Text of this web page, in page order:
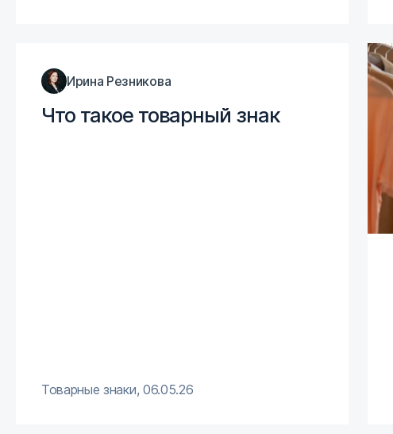
Что такое товарный знак
Ирина Резникова
Товарные знаки, 06.05.26